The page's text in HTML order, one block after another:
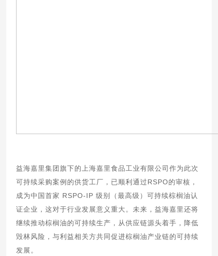
益海嘉里集团旗下的上海嘉里食品工业有限公司作为此次
可持续采购案例的供货工厂，已顺利通过RSPO的审核，
成为中国首家 RSPO-IP 级别（最高级）可持续棕榈油认
证企业，这对于行业发展意义重大。未来，益海嘉里还将
继续推动棕榈油的可持续生产，从供应链源头着手，降低
毁林风险，与利益相关方共同促进棕榈油产业链的可持续
发展。